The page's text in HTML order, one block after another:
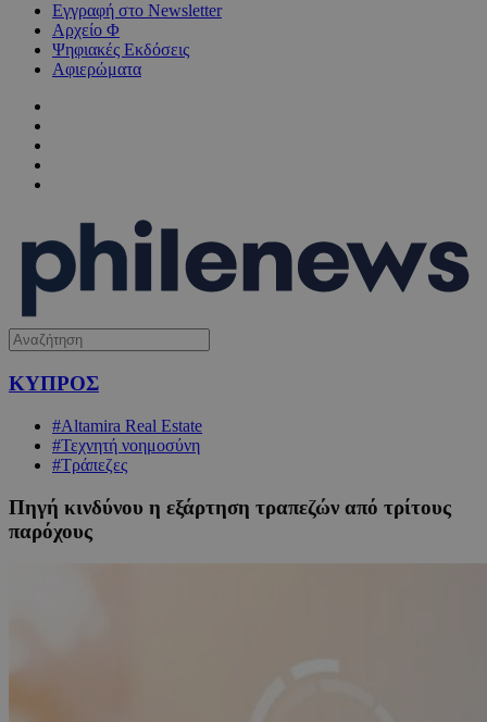
Εγγραφή στο Newsletter
Αρχείο Φ
Ψηφιακές Εκδόσεις
Αφιερώματα
ΚΥΠΡΟΣ
#Altamira Real Estate
#Τεχνητή νοημοσύνη
#Τράπεζες
Πηγή κινδύνου η εξάρτηση τραπεζών από τρίτους
παρόχους